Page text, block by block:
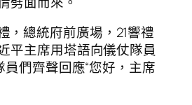
，總統府前廣場，21響禮
平主席用塔語向儀仗隊員
員們齊聲回應“您好，主席